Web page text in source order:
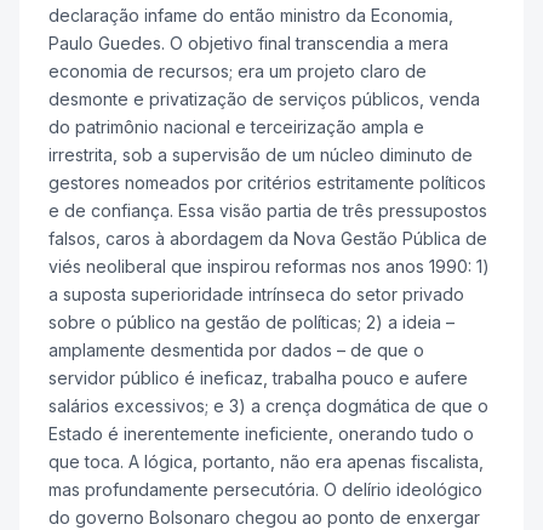
declaração infame do então ministro da Economia,
Paulo Guedes. O objetivo final transcendia a mera
economia de recursos; era um projeto claro de
desmonte e privatização de serviços públicos, venda
do patrimônio nacional e terceirização ampla e
irrestrita, sob a supervisão de um núcleo diminuto de
gestores nomeados por critérios estritamente políticos
e de confiança. Essa visão partia de três pressupostos
falsos, caros à abordagem da Nova Gestão Pública de
viés neoliberal que inspirou reformas nos anos 1990: 1)
a suposta superioridade intrínseca do setor privado
sobre o público na gestão de políticas; 2) a ideia –
amplamente desmentida por dados – de que o
servidor público é ineficaz, trabalha pouco e aufere
salários excessivos; e 3) a crença dogmática de que o
Estado é inerentemente ineficiente, onerando tudo o
que toca. A lógica, portanto, não era apenas fiscalista,
mas profundamente persecutória. O delírio ideológico
do governo Bolsonaro chegou ao ponto de enxergar